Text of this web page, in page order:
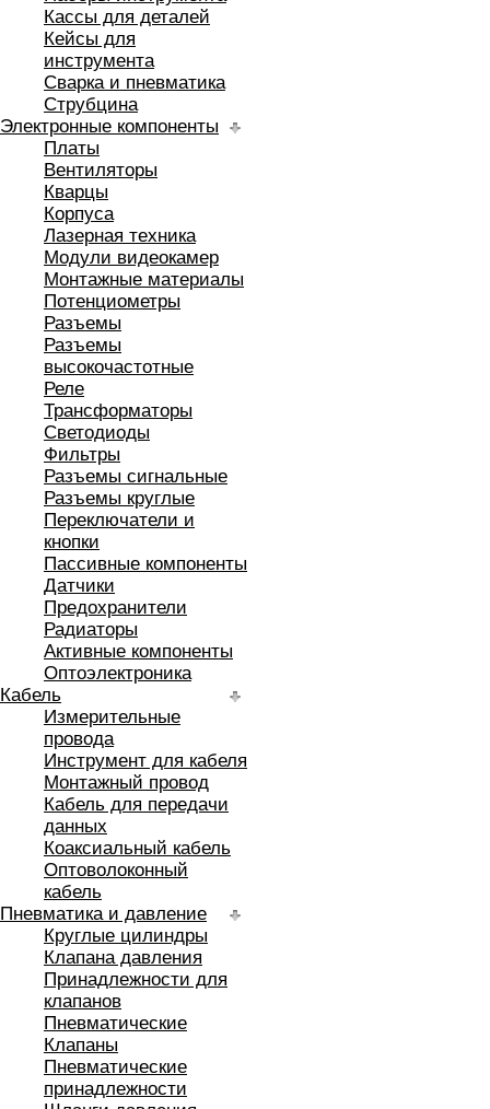
Кассы для деталей
Кейсы для
инструмента
Сварка и пневматика
Струбцина
Электронные компоненты
Платы
Вентиляторы
Кварцы
Корпуса
Лазерная техника
Модули видеокамер
Монтажные материалы
Потенциометры
Разъемы
Разъемы
высокочастотные
Реле
Трансформаторы
Светодиоды
Фильтры
Разъемы сигнальные
Разъемы круглые
Переключатели и
кнопки
Пассивные компоненты
Датчики
Предохранители
Радиаторы
Активные компоненты
Оптоэлектроника
Кабель
Измерительные
провода
Инструмент для кабеля
Монтажный провод
Кабель для передачи
данных
Коаксиальный кабель
Оптоволоконный
кабель
Пневматика и давление
Круглые цилиндры
Клапана давления
Принадлежности для
клапанов
Пневматические
Клапаны
Пневматические
принадлежности